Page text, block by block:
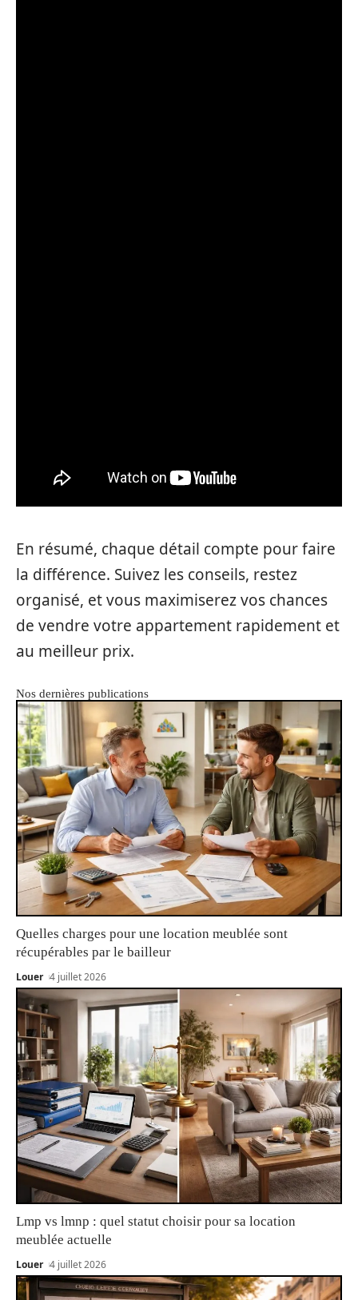
En résumé, chaque détail compte pour faire
la différence. Suivez les conseils, restez
organisé, et vous maximiserez vos chances
de vendre votre appartement rapidement et
au meilleur prix.
Nos dernières publications
Quelles charges pour une location meublée sont
récupérables par le bailleur
Louer 4 juillet 2026
Lmp vs lmnp : quel statut choisir pour sa location
meublée actuelle
Louer 4 juillet 2026